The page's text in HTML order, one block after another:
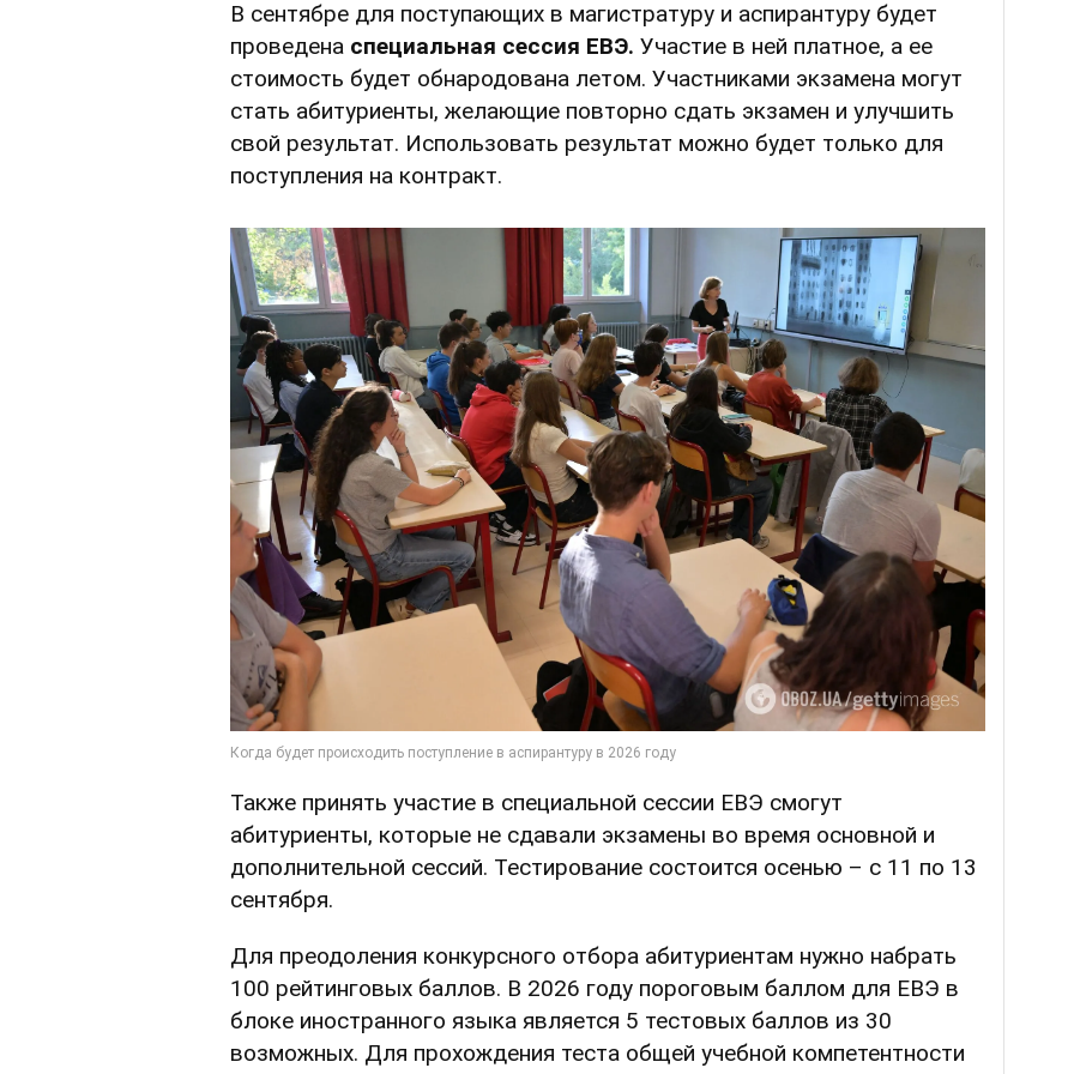
В сентябре для поступающих в магистратуру и аспирантуру будет
проведена специальная сессия ЕВЭ. Участие в ней платное, а ее
стоимость будет обнародована летом. Участниками экзамена могут
стать абитуриенты, желающие повторно сдать экзамен и улучшить
свой результат. Использовать результат можно будет только для
поступления на контракт.
Также принять участие в специальной сессии ЕВЭ смогут
абитуриенты, которые не сдавали экзамены во время основной и
дополнительной сессий. Тестирование состоится осенью – с 11 по 13
сентября.
Для преодоления конкурсного отбора абитуриентам нужно набрать
100 рейтинговых баллов. В 2026 году пороговым баллом для ЕВЭ в
блоке иностранного языка является 5 тестовых баллов из 30
возможных. Для прохождения теста общей учебной компетентности